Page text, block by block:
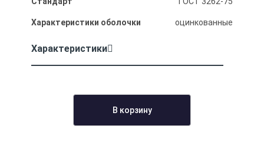
Характеристики оболочки оцинкованные
Характеристики
В корзину